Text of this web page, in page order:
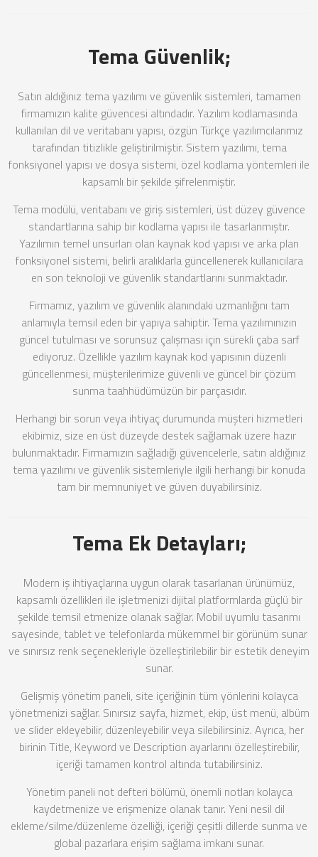
Tema Güvenlik;
Satın aldığınız tema yazılımı ve güvenlik sistemleri, tamamen
firmamızın kalite güvencesi altındadır. Yazılım kodlamasında
kullanılan dil ve veritabanı yapısı, özgün Türkçe yazılımcılarımız
tarafından titizlikle geliştirilmiştir. Sistem yazılımı, tema
fonksiyonel yapısı ve dosya sistemi, özel kodlama yöntemleri ile
kapsamlı bir şekilde şifrelenmiştir.
Tema modülü, veritabanı ve giriş sistemleri, üst düzey güvence
standartlarına sahip bir kodlama yapısı ile tasarlanmıştır.
Yazılımın temel unsurları olan kaynak kod yapısı ve arka plan
fonksiyonel sistemi, belirli aralıklarla güncellenerek kullanıcılara
en son teknoloji ve güvenlik standartlarını sunmaktadır.
Firmamız, yazılım ve güvenlik alanındaki uzmanlığını tam
anlamıyla temsil eden bir yapıya sahiptir. Tema yazılımınızın
güncel tutulması ve sorunsuz çalışması için sürekli çaba sarf
ediyoruz. Özellikle yazılım kaynak kod yapısının düzenli
güncellenmesi, müşterilerimize güvenli ve güncel bir çözüm
sunma taahhüdümüzün bir parçasıdır.
Herhangi bir sorun veya ihtiyaç durumunda müşteri hizmetleri
ekibimiz, size en üst düzeyde destek sağlamak üzere hazır
bulunmaktadır. Firmamızın sağladığı güvencelerle, satın aldığınız
tema yazılımı ve güvenlik sistemleriyle ilgili herhangi bir konuda
tam bir memnuniyet ve güven duyabilirsiniz.
Tema Ek Detayları;
Modern iş ihtiyaçlarına uygun olarak tasarlanan ürünümüz,
kapsamlı özellikleri ile işletmenizi dijital platformlarda güçlü bir
şekilde temsil etmenize olanak sağlar. Mobil uyumlu tasarımı
sayesinde, tablet ve telefonlarda mükemmel bir görünüm sunar
ve sınırsız renk seçenekleriyle özelleştirilebilir bir estetik deneyim
sunar.
Gelişmiş yönetim paneli, site içeriğinin tüm yönlerini kolayca
yönetmenizi sağlar. Sınırsız sayfa, hizmet, ekip, üst menü, albüm
ve slider ekleyebilir, düzenleyebilir veya silebilirsiniz. Ayrıca, her
birinin Title, Keyword ve Description ayarlarını özelleştirebilir,
içeriği tamamen kontrol altında tutabilirsiniz.
Yönetim paneli not defteri bölümü, önemli notları kolayca
kaydetmenize ve erişmenize olanak tanır. Yeni nesil dil
ekleme/silme/düzenleme özelliği, içeriği çeşitli dillerde sunma ve
global pazarlara erişim sağlama imkanı sunar.